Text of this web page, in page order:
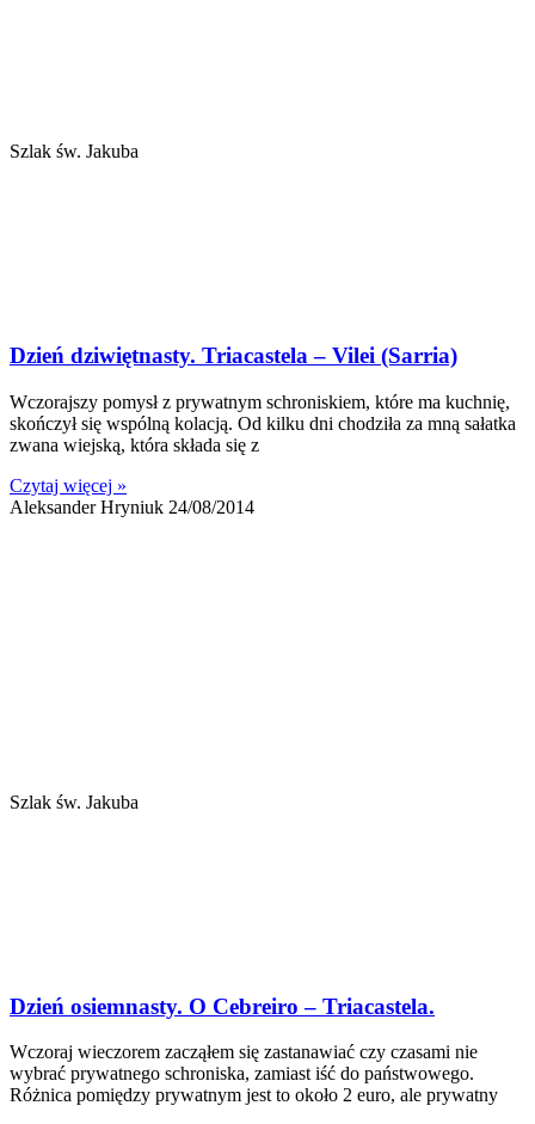
Szlak św. Jakuba
Dzień dziwiętnasty. Triacastela – Vilei (Sarria)
Wczorajszy pomysł z prywatnym schroniskiem, które ma kuchnię,
skończył się wspólną kolacją. Od kilku dni chodziła za mną sałatka
zwana wiejską, która składa się z
Czytaj więcej »
Aleksander Hryniuk 24/08/2014
Szlak św. Jakuba
Dzień osiemnasty. O Cebreiro – Triacastela.
Wczoraj wieczorem zacząłem się zastanawiać czy czasami nie
wybrać prywatnego schroniska, zamiast iść do państwowego.
Różnica pomiędzy prywatnym jest to około 2 euro, ale prywatny